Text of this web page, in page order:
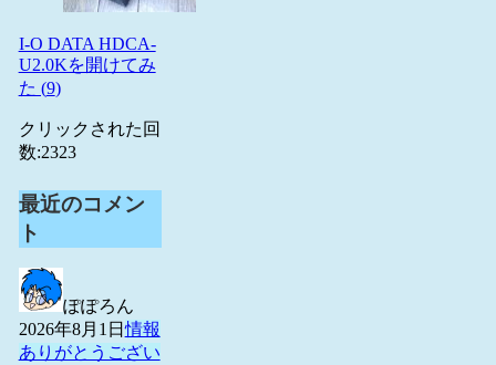
I-O DATA HDCA-
U2.0Kを開けてみ
た (9)
クリックされた回
数:2323
最近のコメン
ト
ぽぽろん
2026年8月1日情報
ありがとうござい